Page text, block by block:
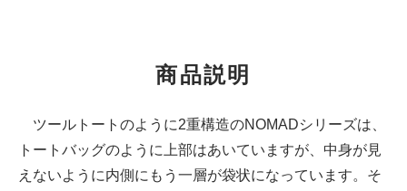
商品説明
ツールトートのように2重構造のNOMADシリーズは、
トートバッグのように上部はあいていますが、中身が見
えないように内側にもう一層が袋状になっています。そ